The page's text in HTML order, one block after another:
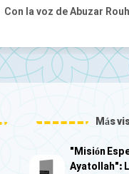
Con la voz de Hossein
Más
"Misión
Ayatollah":